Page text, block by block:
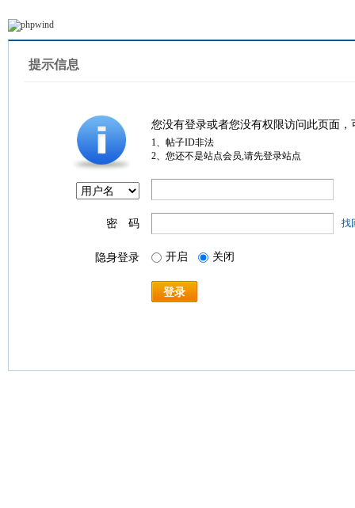
提示信息
您没有登录或者您没有权限访问此页面
1、帖子ID非法
2、您还不是站点会员,请先登录站点
密 码 找
隐身登录 开启 关闭
登录